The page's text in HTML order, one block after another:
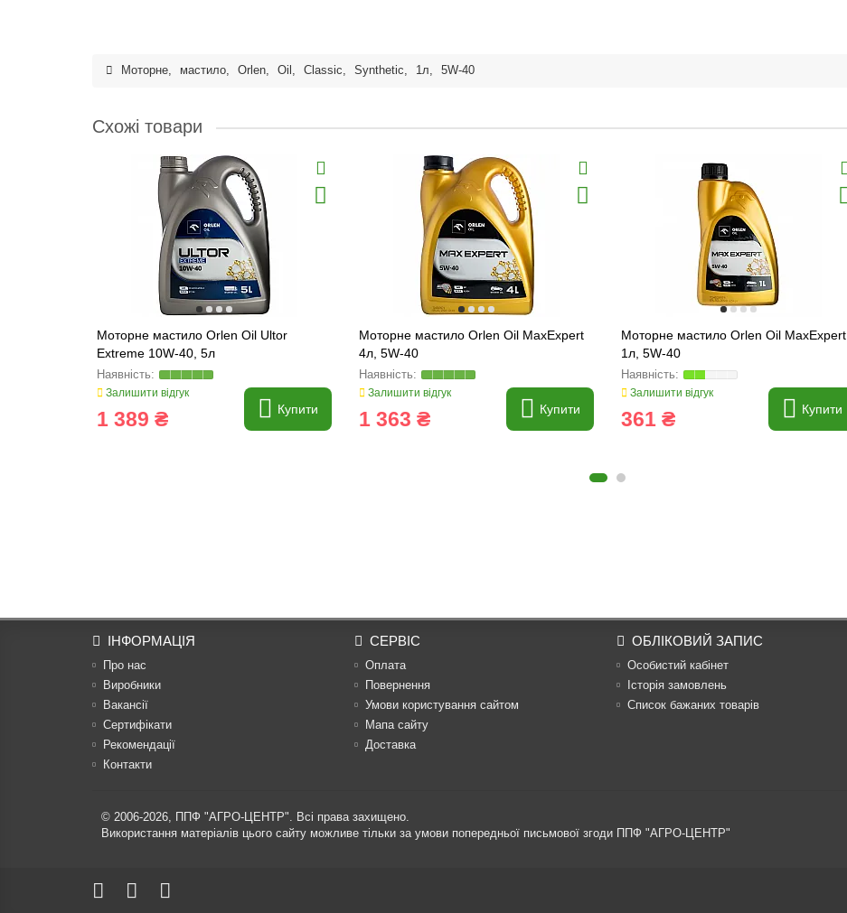
Моторне, мастило, Orlen, Oil , Classic, Synthetic, 1л, 5W-40
Схожі товари
Моторне мастило Orlen Oil Ultor
Extreme 10W-40, 5л
Залишити відгук
1 389 ₴ Купити
Моторне мастило Orlen Oil MaxExpert
4л, 5W-40
Залишити відгук
1 363 ₴ Купити
Моторне мастило Orlen Oil MaxExpert
1л, 5W-40
Залишити відгук
361 ₴ Купити
ІНФОРМАЦІЯ
Про нас
Виробники
Вакансії
Сертифікати
Рекомендації
Контакти
СЕРВІС
Оплата
Повернення
Умови користування сайтом
Мапа сайту
Доставка
ОБЛІКОВИЙ ЗАПИС
Особистий кабінет
Історія замовлень
Список бажаних товарів
© 2006-2026, ППФ "АГРО-ЦЕНТР". Всі права захищено.
Використання матеріалів цього сайту можливе тільки за умови попередньої письмової згоди ППФ "АГРО-ЦЕНТР"